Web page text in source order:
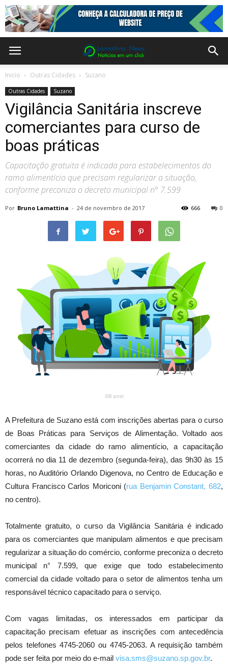
Inicio Outras Cidades Suzano
Outras Cidades Suzano
Vigilância Sanitária inscreve
comerciantes para curso de
boas práticas
Capacitação gratuita é indicada para estabelecimentos do
ramo alimentício que precisam regularizar a situação,
conforme preconiza o decreto municipal n° 7.599
Por Bruno Lamattina - 24 de novembro de 2017 0
666
SB post
A Prefeitura de Suzano está com inscrições abertas para o curso
de Boas Práticas para Serviços de Alimentação. Voltado aos
comerciantes da cidade do ramo alimentício, a capacitação
ocorrerá no dia 11 de dezembro (segunda-feira), das 9h30 às 15
horas, no Auditório Orlando Digenova, no Centro de Educação e
Cultura Francisco Carlos Moriconi (rua Benjamin Constant, 682,
no centro).
Totalmente gratuito, o curso da Vigilância Sanitária é indicado
para os comerciantes que manipulam alimentos e que precisam
regularizar a situação do comércio, conforme preconiza o decreto
municipal n° 7.599, que exige que todo estabelecimento
comercial da cidade voltado para o setor de alimentos tenha um
responsável técnico capacitado para o serviço.
Com vagas limitadas, os interessados em participar da
capacitação precisam efetuar as inscrições com antecedência
pelos telefones 4745-2060 ou 4745-2063. A requisição também
pode ser feita por meio do e-mail visa.sms@suzano.sp.gov.br.